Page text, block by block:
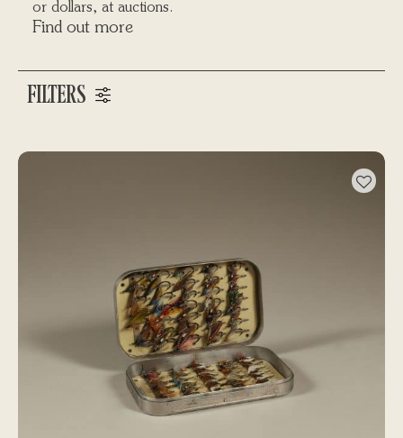
or dollars, at auctions.
Find out more
FILTERS